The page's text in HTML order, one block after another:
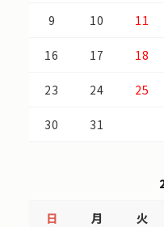
9 10 11
16 17 18
23 24 25
30 31
日 月 火